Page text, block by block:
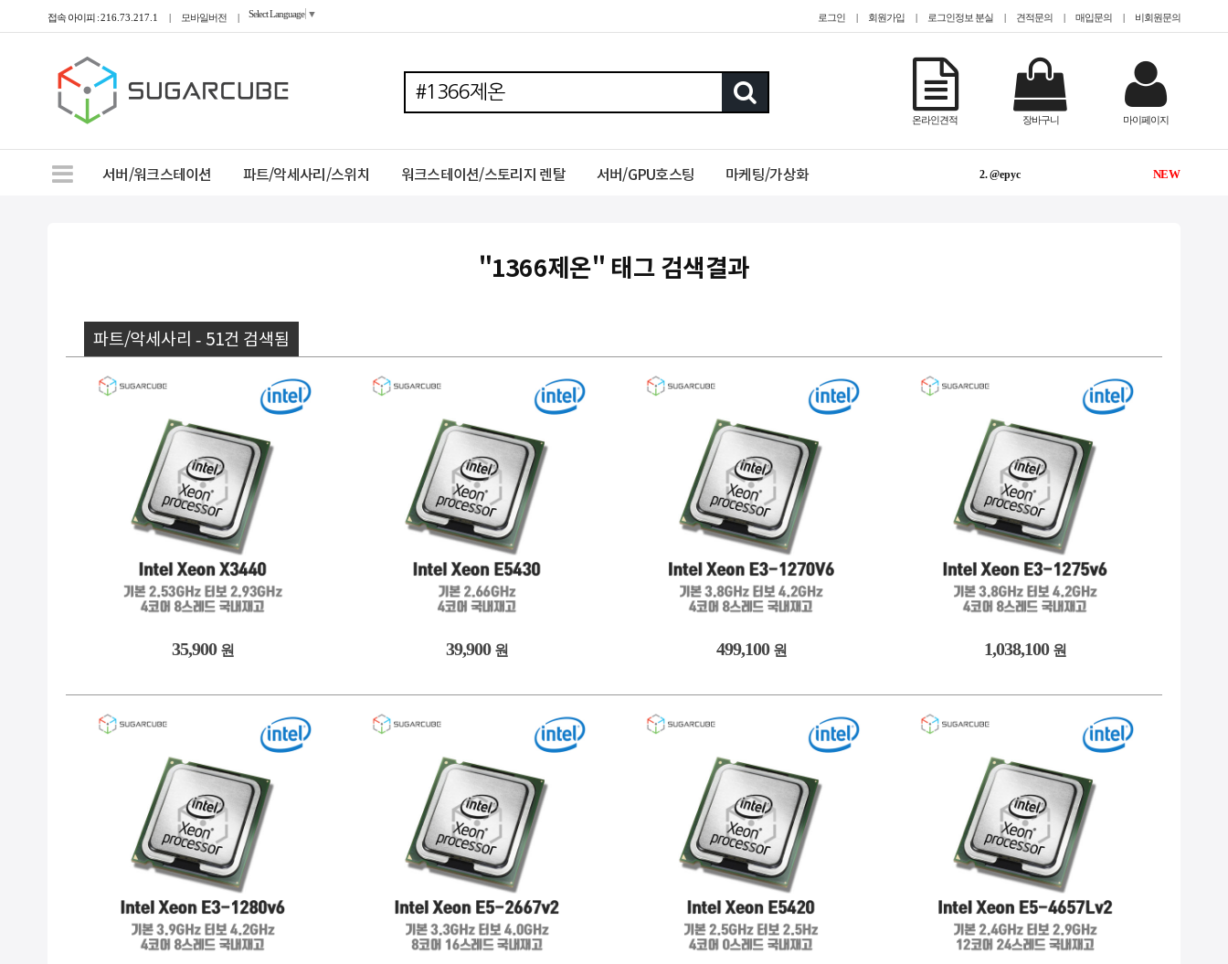
접속 아이피 :216.73.217.1 | 모바일버전 | Select Language ▼ 로그인 | 회원가입 | 로그인정보 분실 | 견적문의 | 매입문의 | 비회원문의
마이페이지
장바구니
온라인견적
서버/워크스테이션 파트/악세사리/스위치 워크스테이션/스토리지 렌탈 서버/GPU호스팅 마케팅/가상화
1. TESLA
NEW
NEW
3. @2.5인치(sff)
7. CISCO
9. #2933y
10. #gpu서버
"1366제온" 태그 검색결과
파트/악세사리 - 51건 검색됨
35,900 원 39,900 원 499,100 원 1,038,100 원